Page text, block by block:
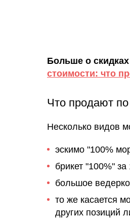
Больше о
стоимости: что
Что продают
Несколько видов
эскимо "100%
брикет "100%"
большое
то же касается
других позиций